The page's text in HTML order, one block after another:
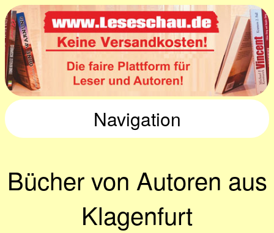
Navigation
Bücher von Autoren aus
Klagenfurt